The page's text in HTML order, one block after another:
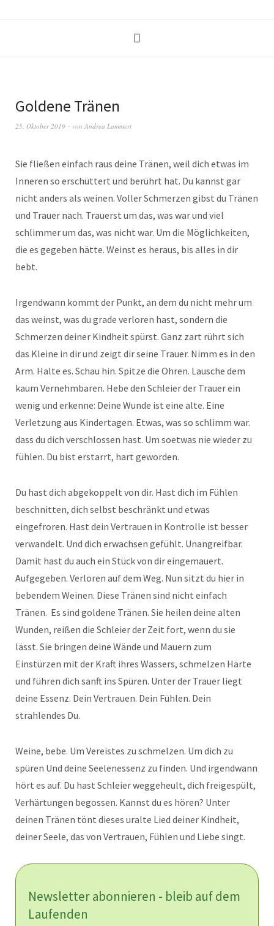
Goldene Tränen
25. Oktober 2019 von Andrea Lammert
Sie fließen einfach raus deine Tränen, weil dich etwas im
Inneren so erschüttert und berührt hat. Du kannst gar
nicht anders als weinen. Voller Schmerzen gibst du Tränen
und Trauer nach. Trauerst um das, was war und viel
schlimmer um das, was nicht war. Um die Möglichkeiten,
die es gegeben hätte. Weinst es heraus, bis alles in dir
bebt.
Irgendwann kommt der Punkt, an dem du nicht mehr um
das weinst, was du grade verloren hast, sondern die
Schmerzen deiner Kindheit spürst. Ganz zart rührt sich
das Kleine in dir und zeigt dir seine Trauer. Nimm es in den
Arm. Halte es. Schau hin. Spitze die Ohren. Lausche dem
kaum Vernehmbaren. Hebe den Schleier der Trauer ein
wenig und erkenne: Deine Wunde ist eine alte. Eine
Verletzung aus Kindertagen. Etwas, was so schlimm war.
dass du dich verschlossen hast. Um soetwas nie wieder zu
fühlen. Du bist erstarrt, hart geworden.
Du hast dich abgekoppelt von dir. Hast dich im Fühlen
beschnitten, dich selbst beschränkt und etwas
eingefroren. Hast dein Vertrauen in Kontrolle ist besser
verwandelt. Und dich erwachsen gefühlt. Unangreifbar.
Damit hast du auch ein Stück von dir eingemauert.
Aufgegeben. Verloren auf dem Weg. Nun sitzt du hier in
bebendem Weinen. Diese Tränen sind nicht einfach
Tränen. Es sind goldene Tränen. Sie heilen deine alten
Wunden, reißen die Schleier der Zeit fort, wenn du sie
lässt. Sie bringen deine Wände und Mauern zum
Einstürzen mit der Kraft ihres Wassers, schmelzen Härte
und führen dich sanft ins Spüren. Unter der Trauer liegt
deine Essenz. Dein Vertrauen. Dein Fühlen. Dein
strahlendes Du.
Weine, bebe. Um Vereistes zu schmelzen. Um dich zu
spüren Und deine Seelenessenz zu finden. Und irgendwann
hört es auf. Du hast Schleier weggeheult, dich freigespült,
Verhärtungen begossen. Kannst du es hören? Unter
deinen Tränen tönt dieses uralte Lied deiner Kindheit,
deiner Seele, das von Vertrauen, Fühlen und Liebe singt.
Newsletter abonnieren - bleib auf dem
Laufenden